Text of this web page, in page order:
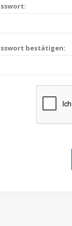
bestätigen: